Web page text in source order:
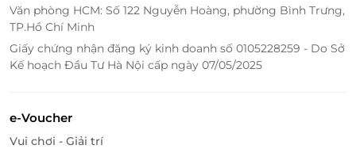
Văn phòng HCM: Số 122 Nguyễn Hoàng, phường Bình Trưng,
TP.Hồ Chí Minh
Giấy chứng nhận đăng ký kinh doanh số 0105228259 - Do Sở
Kế hoạch Đầu Tư Hà Nội cấp ngày 07/05/2025
e-Voucher
Vui chơi - Giải trí